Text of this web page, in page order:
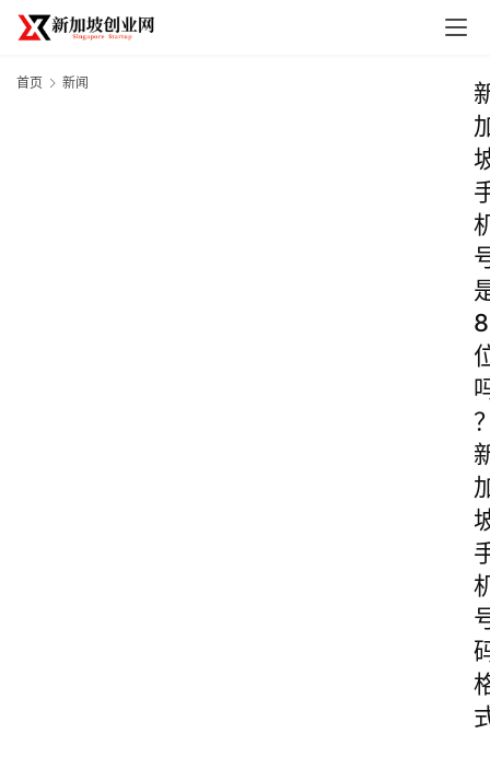
首页 新闻
8